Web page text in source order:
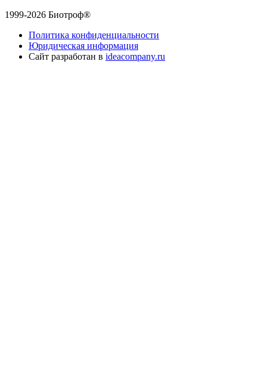
1999-2026 Биотроф®
Политика конфиденциальности
Юридическая информация
Сайт разработан в ideacompany.ru